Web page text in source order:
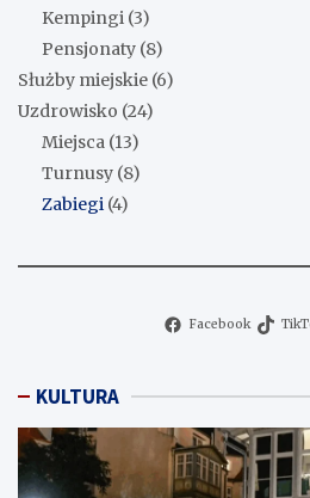
Kempingi (3)
Pensjonaty (8)
Służby miejskie (6)
Uzdrowisko (24)
Miejsca (13)
Turnusy (8)
Zabiegi (4)
Facebook
KULTURA